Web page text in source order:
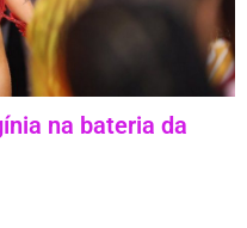
na bateria da